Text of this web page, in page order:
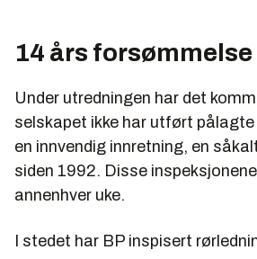
14 års forsømmelse
Under utredningen har det
selskapet ikke har utført
en innvendig innretning, en
siden 1992. Disse
annenhver uke.
I stedet har BP inspisert